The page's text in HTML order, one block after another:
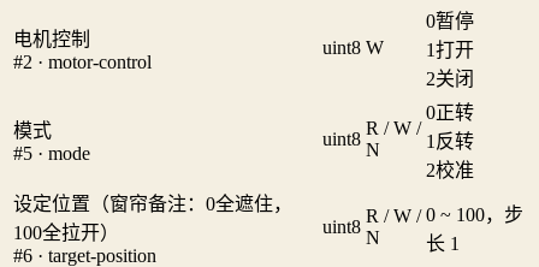
电机控制
#2 · motor-control
uint8 W
0暂停
1打开
2关闭
模式
#5 · mode
uint8
R / W /
N
0正转
1 反转
2校准
设定位置（窗帘备注：0全遮住，
100全拉开）
#6 · target-position
uint8
R / W /
N
0 ~ 100，步
长 1